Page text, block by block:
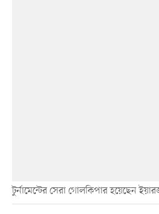
টুর্নামেন্টের সেরা গোলকিপার হয়েছেন